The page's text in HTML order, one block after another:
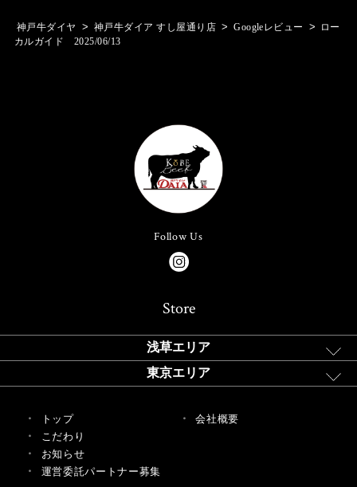
神戸牛ダイヤ > 神戸牛ダイア すし屋通り店 > Googleレビュー >
ロー
カルガイド 2025/06/13
Follow Us
Store
浅草エリア
東京エリア
トップ
こだわり
お知らせ
運営委託パートナー募集
会社概要